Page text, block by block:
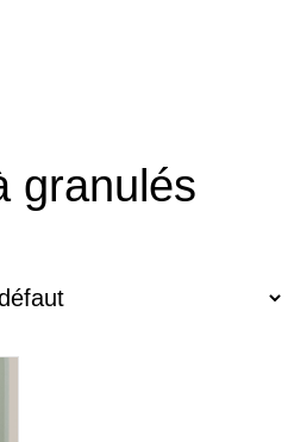
granulés